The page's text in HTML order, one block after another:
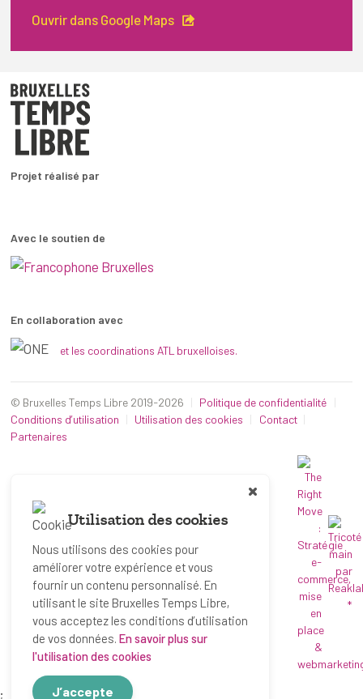
Ouvrir dans Google Maps
Projet réalisé par
Avec le soutien de
En collaboration avec
et les coordinations ATL bruxelloises.
© Bruxelles Temps Libre 2019-2026
Politique de confidentialité
Conditions d’utilisation
Utilisation des cookies
Contact
Partenaires
*
Utilisation des cookies
Nous utilisons des cookies pour
améliorer votre expérience et vous
fournir un contenu personnalisé. En
utilisant le site Bruxelles Temps Libre,
vous acceptez les conditions d’utilisation
de vos données. En savoir plus sur
l'utilisation des cookies
J’accepte
;